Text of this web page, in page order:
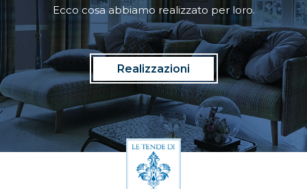
Ecco cosa abbiamo realizzato per loro.
Realizzazioni